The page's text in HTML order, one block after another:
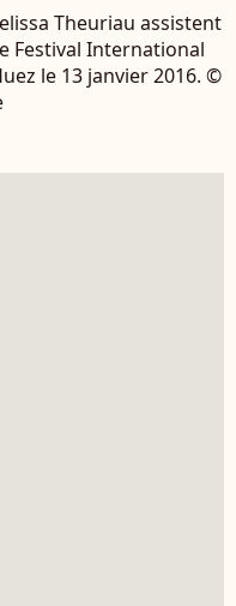
Theuriau assistent
Festival International
le 13 janvier 2016. ©